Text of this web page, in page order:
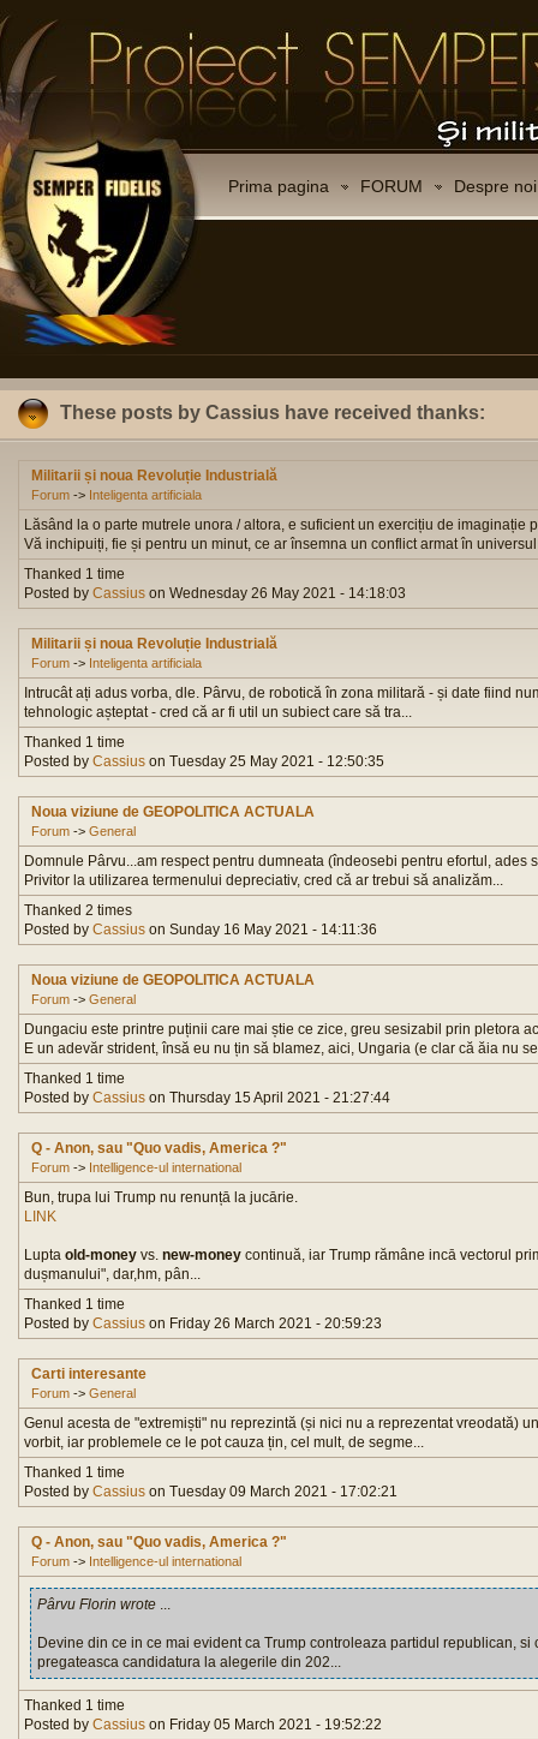
Prima pagina FORUM Despre noi
These posts by Cassius have received thanks:
Militarii și noua Revoluție Industrială
Forum -> Inteligenta artificiala
Lăsând la o parte mutrele unora / altora, e suficient un exercițiu de imaginație
Vă inchipuiți, fie și pentru un minut, ce ar însemna un conflict armat în universul
Thanked 1 time
Posted by Cassius on Wednesday 26 May 2021 - 14:18:03
Militarii și noua Revoluție Industrială
Forum -> Inteligenta artificiala
Intrucât ați adus vorba, dle. Pârvu, de robotică în zona militară - și date fiind
tehnologic așteptat - cred că ar fi util un subiect care să tra...
Thanked 1 time
Posted by Cassius on Tuesday 25 May 2021 - 12:50:35
Noua viziune de GEOPOLITICA ACTUALA
Forum -> General
Domnule Pârvu...am respect pentru dumneata (îndeosebi pentru efortul, ades
Privitor la utilizarea termenului depreciativ, cred că ar trebui să analizăm...
Thanked 2 times
Posted by Cassius on Sunday 16 May 2021 - 14:11:36
Noua viziune de GEOPOLITICA ACTUALA
Forum -> General
Dungaciu este printre puținii care mai știe ce zice, greu sesizabil prin pletora
E un adevăr strident, însă eu nu țin să blamez, aici, Ungaria (e clar că ăia nu
Thanked 1 time
Posted by Cassius on Thursday 15 April 2021 - 21:27:44
Q - Anon, sau "Quo vadis, America ?"
Forum -> Intelligence-ul international
Bun, trupa lui Trump nu renunțā la jucārie.
LINK
Lupta old-money vs. new-money continuă, iar Trump rămâne incā vectorul
dușmanului", dar,hm, pân...
Thanked 1 time
Posted by Cassius on Friday 26 March 2021 - 20:59:23
Carti interesante
Forum -> General
Genul acesta de "extremiști" nu reprezintă (și nici nu a reprezentat vreodată)
vorbit, iar problemele ce le pot cauza țin, cel mult, de segme...
Thanked 1 time
Posted by Cassius on Tuesday 09 March 2021 - 17:02:21
Q - Anon, sau "Quo vadis, America ?"
Forum -> Intelligence-ul international
Pârvu Florin wrote ...
Devine din ce in ce mai evident ca Trump controleaza partidul republican,
pregateasca candidatura la alegerile din 202...
Thanked 1 time
Posted by Cassius on Friday 05 March 2021 - 19:52:22